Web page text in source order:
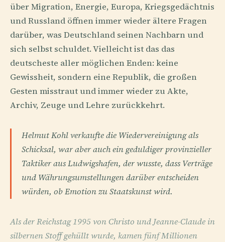
über Migration, Energie, Europa, Kriegsgedächtnis
und Russland öffnen immer wieder ältere Fragen
darüber, was Deutschland seinen Nachbarn und
sich selbst schuldet. Vielleicht ist das das
deutscheste aller möglichen Enden: keine
Gewissheit, sondern eine Republik, die großen
Gesten misstraut und immer wieder zu Akte,
Archiv, Zeuge und Lehre zurückkehrt.
Helmut Kohl verkaufte die Wiedervereinigung als
Schicksal, war aber auch ein geduldiger provinzieller
Taktiker aus Ludwigshafen, der wusste, dass Verträge
und Währungsumstellungen darüber entscheiden
würden, ob Emotion zu Staatskunst wird.
Als der Reichstag 1995 von Christo und Jeanne-Claude in
silbernen Stoff gehüllt wurde, kamen fünf Millionen